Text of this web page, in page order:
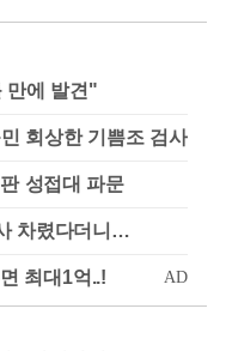
만에 발견"
회상한 기쁨조 검사
성접대 파문
차렸다더니…